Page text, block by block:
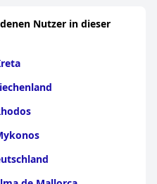
Nutzer in dieser